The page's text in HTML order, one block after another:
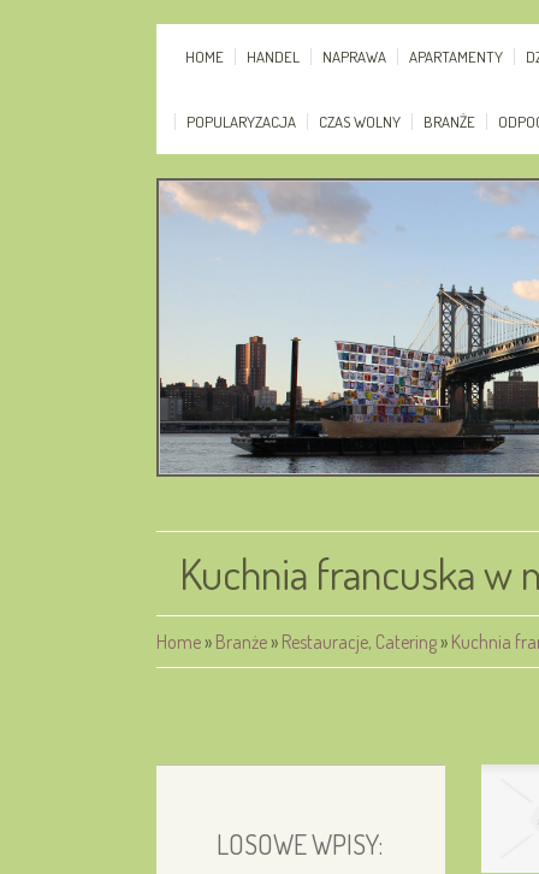
HOME HANDEL NAPRAWA APARTAMENTY
POPULARYZACJA CZAS WOLNY BRANŻE
Kuchnia francuska w
Home» Branże» Restauracje, Catering» Kuchnia
LOSOWE WPISY: